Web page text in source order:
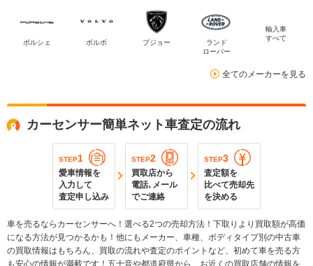
ポルシェ ボルボ プジョー
ランド
ローバー
輸入車
すべて
全てのメーカーを見る
カーセンサー簡単ネット車査定の流れ
STEP1
愛車情報を
入力して
査定申し込み
STEP2
買取店から
電話､メール
でご連絡
STEP3
査定額を
比べて売却先
を決める
車を売るならカーセンサーへ！選べる2つの売却方法！下取りより買取額が高価
になる方法が見つかるかも！他にもメーカー、車種、ボディタイプ別の中古車
の買取情報はもちろん、買取の流れや査定のポイントなど、初めて車を売る方
も安心の情報が満載です！五十音や都道府県から、お近くの買取店舗の情報を